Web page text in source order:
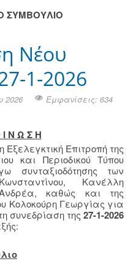
ΣΥΜΒΟΥΛΙΟ
Νέου
1-2026
2026 Εμφανίσεις: 634
Ν Ω Σ Η
Εξελεγκτική Επιτροπή της
και Περιοδικού Τύπου
συνταξιοδότησης των
Κανέλλη
καθώς και της
Κολοκούρη Γεωργίας για
συνεδρίαση της 27-1-2026